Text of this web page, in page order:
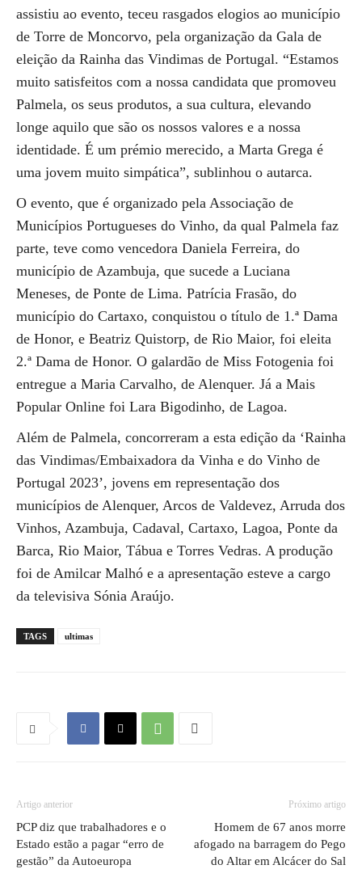
assistiu ao evento, teceu rasgados elogios ao município
de Torre de Moncorvo, pela organização da Gala de
eleição da Rainha das Vindimas de Portugal. “Estamos
muito satisfeitos com a nossa candidata que promoveu
Palmela, os seus produtos, a sua cultura, elevando
longe aquilo que são os nossos valores e a nossa
identidade. É um prémio merecido, a Marta Grega é
uma jovem muito simpática”, sublinhou o autarca.
O evento, que é organizado pela Associação de
Municípios Portugueses do Vinho, da qual Palmela faz
parte, teve como vencedora Daniela Ferreira, do
município de Azambuja, que sucede a Luciana
Meneses, de Ponte de Lima. Patrícia Frasão, do
município do Cartaxo, conquistou o título de 1.ª Dama
de Honor, e Beatriz Quistorp, de Rio Maior, foi eleita
2.ª Dama de Honor. O galardão de Miss Fotogenia foi
entregue a Maria Carvalho, de Alenquer. Já a Mais
Popular Online foi Lara Bigodinho, de Lagoa.
Além de Palmela, concorreram a esta edição da ‘Rainha
das Vindimas/Embaixadora da Vinha e do Vinho de
Portugal 2023’, jovens em representação dos
municípios de Alenquer, Arcos de Valdevez, Arruda dos
Vinhos, Azambuja, Cadaval, Cartaxo, Lagoa, Ponte da
Barca, Rio Maior, Tábua e Torres Vedras. A produção
foi de Amilcar Malhó e a apresentação esteve a cargo
da televisiva Sónia Araújo.
TAGS ultimas
Artigo anterior
PCP diz que trabalhadores e o
Estado estão a pagar “erro de
gestão” da Autoeuropa
Próximo artigo
Homem de 67 anos morre
afogado na barragem do Pego
do Altar em Alcácer do Sal